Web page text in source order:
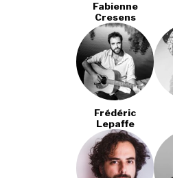
Fabienne
Cresens
Frédéric
Lepaffe